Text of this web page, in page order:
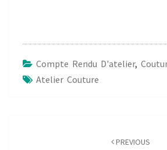
Compte Rendu D'atelier,
Atelier Couture
PREVIOUS